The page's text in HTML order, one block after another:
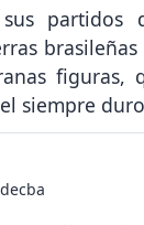
sus partidos
figuras,
siempre